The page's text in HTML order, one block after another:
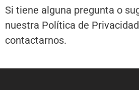
Si tiene alguna pregunta o
nuestra Política de
contactarnos.